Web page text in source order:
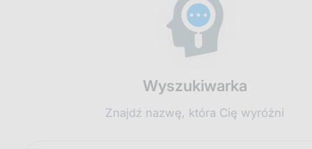
Wyszukiwarka
Znajdź nazwę, która Cię wyróżni